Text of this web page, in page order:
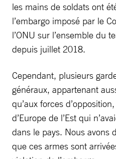
les mains de soldats ont
l’embargo imposé par le
l’ONU sur l’ensemble du
depuis juillet 2018.
Cependant, plusieurs
généraux, appartenant
qu’aux forces
d’Europe de l’Est qui
dans le pays. Nous avons
que ces armes sont